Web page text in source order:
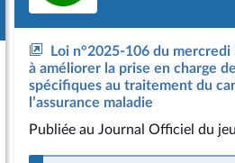
Loi n°2025-106 du
à améliorer la prise en charge
spécifiques au traitement du
l’assurance maladie
Publiée au Journal Officiel du